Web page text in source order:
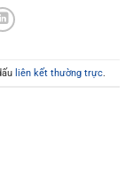
liên kết thường trực.